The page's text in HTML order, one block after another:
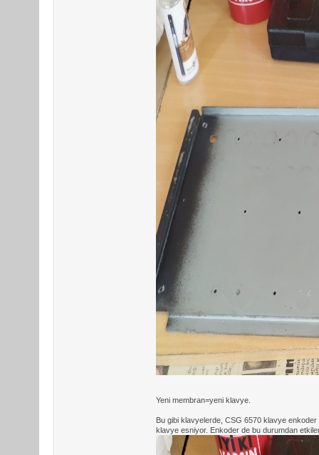
Yeni membran=yeni klavye.
Bu gibi klavyelerde, CSG 6570 klavye
klavye esniyor. Enkoder de bu durumdan